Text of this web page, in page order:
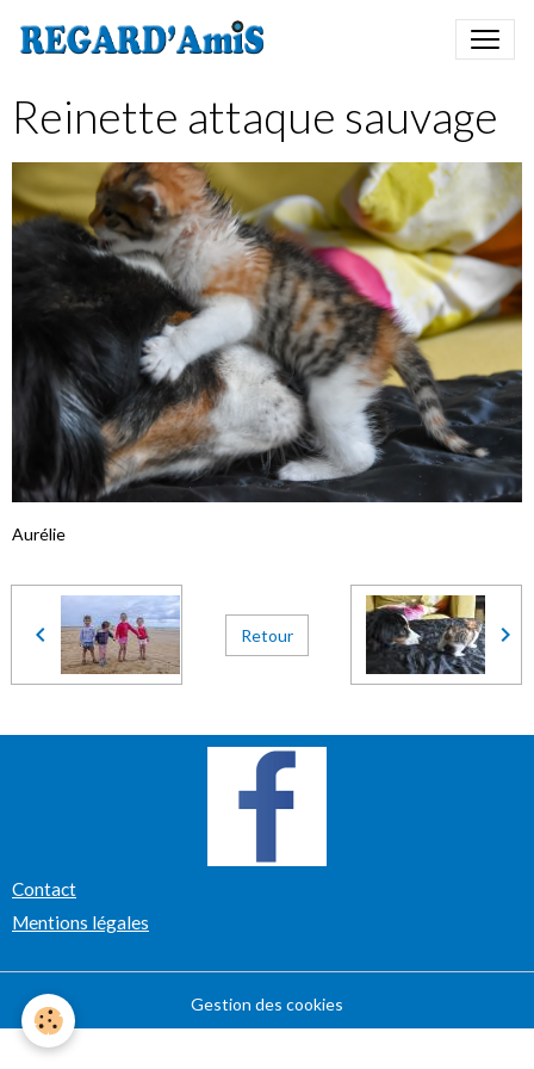
Reinette attaque sauvage
Aurélie
Retour
Contact
Mentions légales
Gestion des cookies